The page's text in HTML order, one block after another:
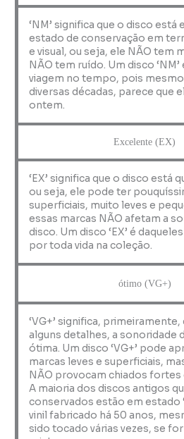
‘NM’ significa que o disco
estado de conservação em
e visual, ou seja, ele NÃO tem
NÃO tem ruído. Um disco
viagem no tempo, pois
diversas décadas, parece que
ontem.
Excelente (EX)
‘EX’ significa que o disco está
ou seja, ele pode ter
superficiais, muito leves e
essas marcas NÃO afetam a
disco. Um disco ‘EX’ é
por toda vida na coleção.
ótimo (VG+)
‘VG+’ significa,
alguns detalhes, a sonoridade
ótima. Um disco ‘VG+’ pode
marcas leves e superficiais,
NÃO provocam chiados
A maioria dos discos antigos
conservados estão em estado
vinil fabricado há 50 anos,
sido tocado várias vezes, se